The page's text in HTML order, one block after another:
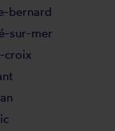
bernard
sur-mer
croix